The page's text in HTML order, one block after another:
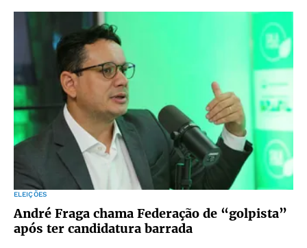
ELEIÇÕES
André Fraga chama Federação de “golpista”
após ter candidatura barrada